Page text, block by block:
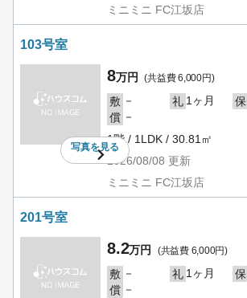
ミニミニ FC江坂店
103号室
写真を見る
8万円 (共益費 6,000円)
敷 － 礼 1ヶ月 保
償 －
1階 / 1LDK / 30.81㎡
2026/08/08 更新
ミニミニ FC江坂店
201号室
8.2万円 (共益費 6,000円)
敷 － 礼 1ヶ月 保
償 －